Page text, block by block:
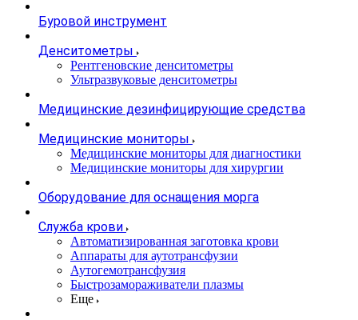
Буровой инструмент
Денситометры
Рентгеновские денситометры
Ультразвуковые денситометры
Медицинские дезинфицирующие средства
Медицинские мониторы
Медицинские мониторы для диагностики
Медицинские мониторы для хирургии
Оборудование для оснащения морга
Служба крови
Автоматизированная заготовка крови
Аппараты для аутотрансфузии
Аутогемотрансфузия
Быстрозамораживатели плазмы
Еще